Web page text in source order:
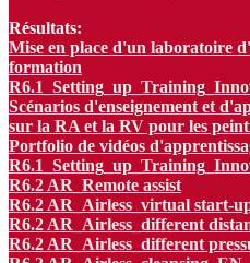
Résultats:
Mise en place d'un laboratoire
formation
Scénarios d'enseignement et
sur la RA et la RV pour les
Portfolio de vidéos
R6.2 AR_Remote assist
R6.2 AR_Airless_virtual start-
R6.2 AR_Airless_different
R6.2 AR_Airless_different